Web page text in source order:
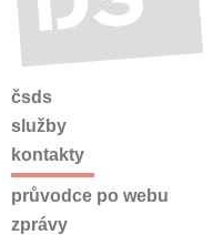
čsds
služby
kontakty
průvodce po webu
zprávy